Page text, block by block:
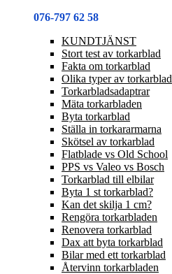
076-797 62 58
KUNDTJÄNST
Stort test av torkarblad
Fakta om torkarblad
Olika typer av torkarblad
Torkarbladsadaptrar
Mäta torkarbladen
Byta torkarblad
Ställa in torkararmarna
Skötsel av torkarblad
Flatblade vs Old School
PPS vs Valeo vs Bosch
Torkarblad till elbilar
Byta 1 st torkarblad?
Kan det skilja 1 cm?
Rengöra torkarbladen
Renovera torkarblad
Dax att byta torkarblad
Bilar med ett torkarblad
Återvinn torkarbladen